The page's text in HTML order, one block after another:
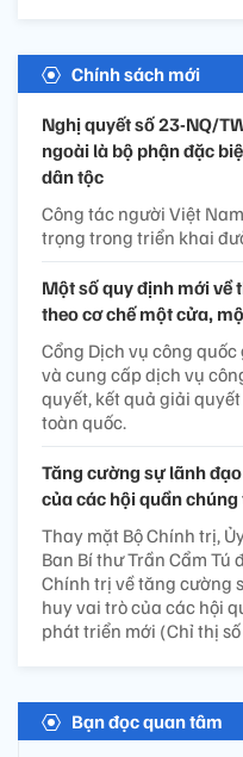
Chính sách mới
Nghị quyết số 23-NQ/
ngoài là bộ phận đặc
dân tộc
Công tác người Việt
trọng trong triển khai
Một số quy định mới về
theo cơ chế một cửa,
Cổng Dịch vụ công
và cung cấp dịch vụ
quyết, kết quả giải
toàn quốc.
Tăng cường sự lãnh
của các hội quần
Thay mặt Bộ Chính trị,
Ban Bí thư Trần Cẩm Tú
Chính trị về tăng cường
huy vai trò của các hội
phát triển mới (Chỉ thị
Bạn đọc quan tâm